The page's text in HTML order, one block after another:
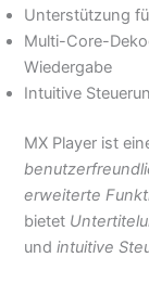
Unterstützung
Multi-Core-
Wiedergabe
Intuitive
MX Player ist
erweiterte
bietet
undintuitive